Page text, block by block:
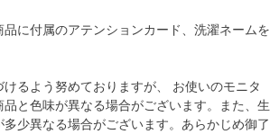
に付属のアテンションカード、洗濯ネームを
るよう努めておりますが、 お使いのモニタ
と色味が異なる場合がございます。また、生
少異なる場合がございます。あらかじめ御了